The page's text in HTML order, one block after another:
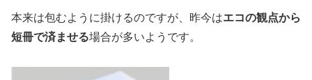
本来は包むように掛けるのですが、昨今はエコの観点から
短冊で済ませる場合が多いようです。